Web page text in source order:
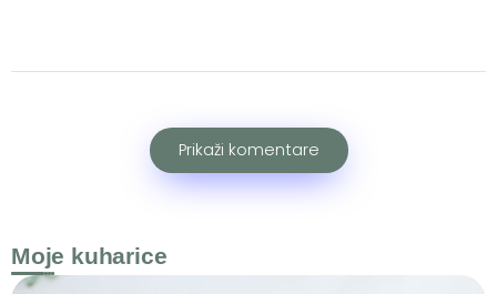
Prikaži komentare
Moje kuharice